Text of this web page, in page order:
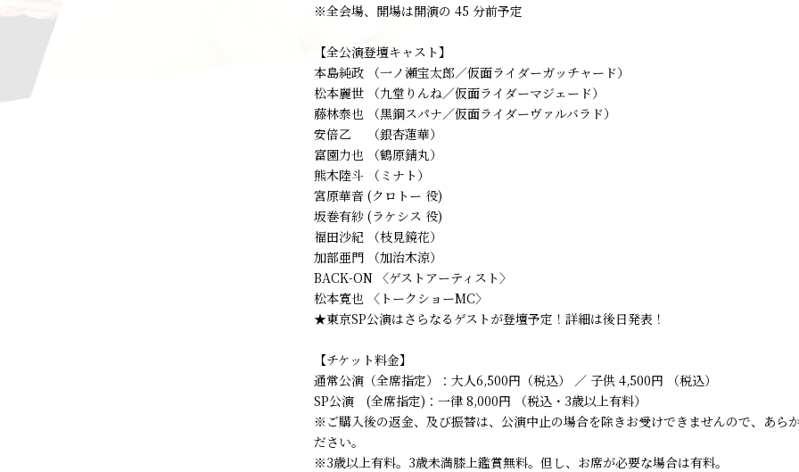
※全会場、開場は開演の 45 分前予定
【全公演登壇キャスト】
本島純政 （一ノ瀬宝太郎／仮面ライダーガッチャード）
松本麗世 （九堂りんね／仮面ライダーマジェード）
藤林泰也 （黒鋼スパナ／仮面ライダーヴァルバラド）
安倍乙 （銀杏蓮華）
富園力也 （鶴原錆丸）
熊木陸斗 （ミナト）
宮原華音 (クロトー 役)
坂巻有紗 (ラケシス 役)
福田沙紀 （枝見鏡花）
加部亜門 （加治木涼）
BACK-ON 〈ゲストアーティスト〉
松本寛也 〈トークショーMC〉
★東京SP公演はさらなるゲストが登壇予定！詳細は後日発表！
【チケット料金】
通常公演（全席指定）：大人6,500円（税込） ／ 子供 4,500円 （税込）
SP公演 (全席指定)：一律 8,000円 （税込・3歳以上有料）
※ご購入後の返金、及び振替は、公演中止の場合を除きお受けできませんので、あら
ださい。
※3歳以上有料。3歳未満膝上鑑賞無料。但し、お席が必要な場合は有料。